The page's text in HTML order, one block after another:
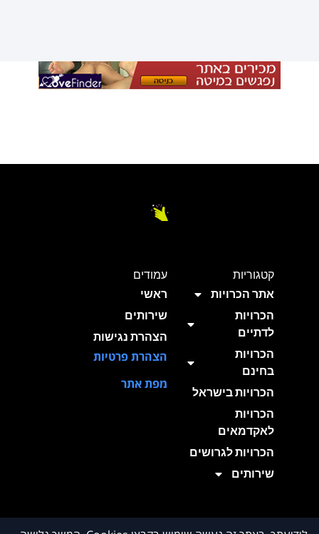
קטגוריות
אתר הכרויות
הכרויות
לדתיים
הכרויות
בחינם
הכרויות בישראל
הכרויות
לאקדמאים
הכרויות לגרושים
שירותים
עמודים
ראשי
שירותים
הצהרת נגישות
הצהרת פרטיות
מפת אתר